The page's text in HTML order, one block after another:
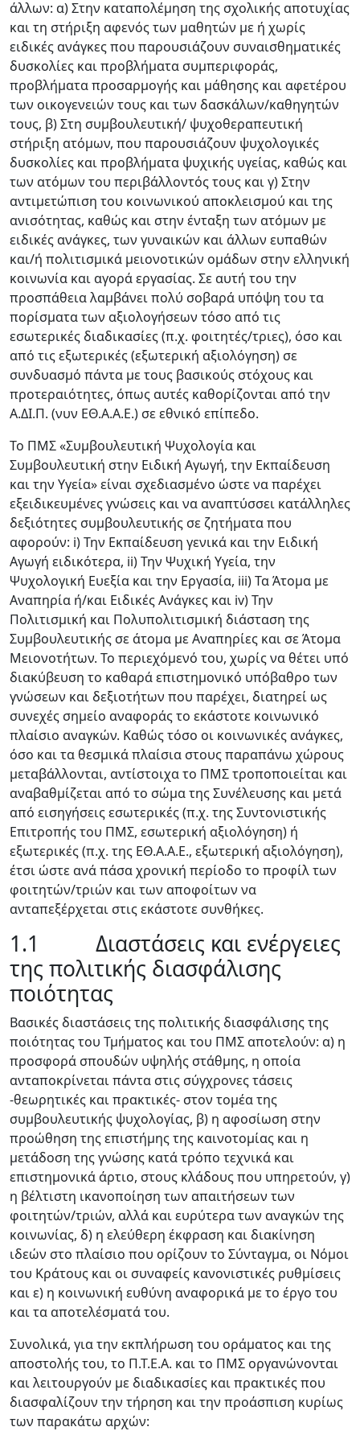
άλλων: α) Στην καταπολέμηση της σχολικής αποτυχίας
και τη στήριξη αφενός των μαθητών με ή χωρίς
ειδικές ανάγκες που παρουσιάζουν συναισθηματικές
δυσκολίες και προβλήματα συμπεριφοράς,
προβλήματα προσαρμογής και μάθησης και αφετέρου
των οικογενειών τους και των δασκάλων/καθηγητών
τους, β) Στη συμβουλευτική/ ψυχοθεραπευτική
στήριξη ατόμων, που παρουσιάζουν ψυχολογικές
δυσκολίες και προβλήματα ψυχικής υγείας, καθώς και
των ατόμων του περιβάλλοντός τους και γ) Στην
αντιμετώπιση του κοινωνικού αποκλεισμού και της
ανισότητας, καθώς και στην ένταξη των ατόμων με
ειδικές ανάγκες, των γυναικών και άλλων ευπαθών
και/ή πολιτισμικά μειονοτικών ομάδων στην ελληνική
κοινωνία και αγορά εργασίας. Σε αυτή του την
προσπάθεια λαμβάνει πολύ σοβαρά υπόψη του τα
πορίσματα των αξιολογήσεων τόσο από τις
εσωτερικές διαδικασίες (π.χ. φοιτητές/τριες), όσο και
από τις εξωτερικές (εξωτερική αξιολόγηση) σε
συνδυασμό πάντα με τους βασικούς στόχους και
προτεραιότητες, όπως αυτές καθορίζονται από την
Α.ΔΙ.Π. (νυν ΕΘ.Α.Α.Ε.) σε εθνικό επίπεδο.
Το ΠΜΣ «Συμβουλευτική Ψυχολογία και
Συμβουλευτική στην Ειδική Αγωγή, την Εκπαίδευση
και την Υγεία» είναι σχεδιασμένο ώστε να παρέχει
εξειδικευμένες γνώσεις και να αναπτύσσει κατάλληλες
δεξιότητες συμβουλευτικής σε ζητήματα που
αφορούν: i) Την Εκπαίδευση γενικά και την Ειδική
Αγωγή ειδικότερα, ii) Την Ψυχική Υγεία, την
Ψυχολογική Ευεξία και την Εργασία, iii) Τα Άτομα με
Αναπηρία ή/και Ειδικές Ανάγκες και iv) Την
Πολιτισμική και Πολυπολιτισμική διάσταση της
Συμβουλευτικής σε άτομα με Αναπηρίες και σε Άτομα
Μειονοτήτων. Το περιεχόμενό του, χωρίς να θέτει υπό
διακύβευση το καθαρά επιστημονικό υπόβαθρο των
γνώσεων και δεξιοτήτων που παρέχει, διατηρεί ως
συνεχές σημείο αναφοράς το εκάστοτε κοινωνικό
πλαίσιο αναγκών. Καθώς τόσο οι κοινωνικές ανάγκες,
όσο και τα θεσμικά πλαίσια στους παραπάνω χώρους
μεταβάλλονται, αντίστοιχα το ΠΜΣ τροποποιείται και
αναβαθμίζεται από το σώμα της Συνέλευσης και μετά
από εισηγήσεις εσωτερικές (π.χ. της Συντονιστικής
Επιτροπής του ΠΜΣ, εσωτερική αξιολόγηση) ή
εξωτερικές (π.χ. της ΕΘ.Α.Α.Ε., εξωτερική αξιολόγηση),
έτσι ώστε ανά πάσα χρονική περίοδο το προφίλ των
φοιτητών/τριών και των αποφοίτων να
ανταπεξέρχεται στις εκάστοτε συνθήκες.
1.1 Διαστάσεις και ενέργειες
της πολιτικής διασφάλισης
ποιότητας
Βασικές διαστάσεις της πολιτικής διασφάλισης της
ποιότητας του Τμήματος και του ΠΜΣ αποτελούν: α) η
προσφορά σπουδών υψηλής στάθμης, η οποία
ανταποκρίνεται πάντα στις σύγχρονες τάσεις
-θεωρητικές και πρακτικές- στον τομέα της
συμβουλευτικής ψυχολογίας, β) η αφοσίωση στην
προώθηση της επιστήμης της καινοτομίας και η
μετάδοση της γνώσης κατά τρόπο τεχνικά και
επιστημονικά άρτιο, στους κλάδους που υπηρετούν, γ)
η βέλτιστη ικανοποίηση των απαιτήσεων των
φοιτητών/τριών, αλλά και ευρύτερα των αναγκών της
κοινωνίας, δ) η ελεύθερη έκφραση και διακίνηση
ιδεών στο πλαίσιο που ορίζουν το Σύνταγμα, οι Νόμοι
του Κράτους και οι συναφείς κανονιστικές ρυθμίσεις
και ε) η κοινωνική ευθύνη αναφορικά με το έργο του
και τα αποτελέσματά του.
Συνολικά, για την εκπλήρωση του οράματος και της
αποστολής του, το Π.Τ.Ε.Α. και το ΠΜΣ οργανώνονται
και λειτουργούν με διαδικασίες και πρακτικές που
διασφαλίζουν την τήρηση και την προάσπιση κυρίως
των παρακάτω αρχών: